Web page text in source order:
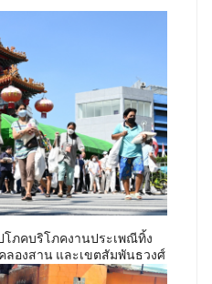
โภคบริโภคงานประเพณีทิ้ง
ลองสาน และเขตสัมพันธวงศ์